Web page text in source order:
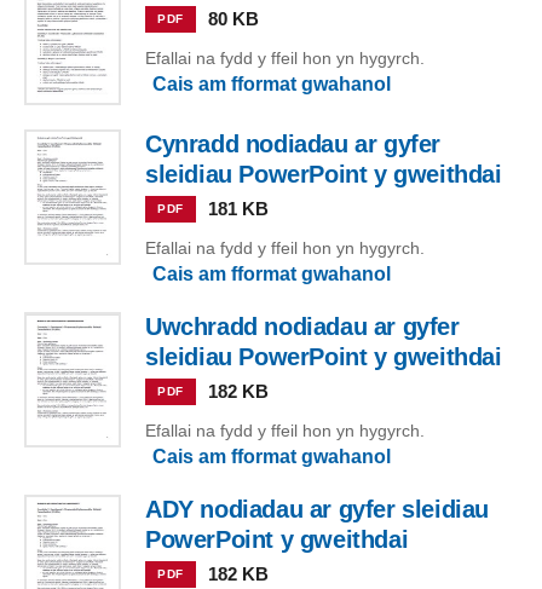
PDF 80 KB
Efallai na fydd y ffeil hon yn hygyrch.
Cais am fformat gwahanol
Cynradd nodiadau ar gyfer
sleidiau PowerPoint y gweithdai
PDF 181 KB
Efallai na fydd y ffeil hon yn hygyrch.
Cais am fformat gwahanol
Uwchradd nodiadau ar gyfer
sleidiau PowerPoint y gweithdai
PDF 182 KB
Efallai na fydd y ffeil hon yn hygyrch.
Cais am fformat gwahanol
ADY nodiadau ar gyfer sleidiau
PowerPoint y gweithdai
PDF 182 KB